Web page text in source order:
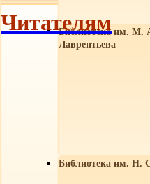
Библиотека им. М.
Лаврентьева
Библиотека им. Н.
Читателям